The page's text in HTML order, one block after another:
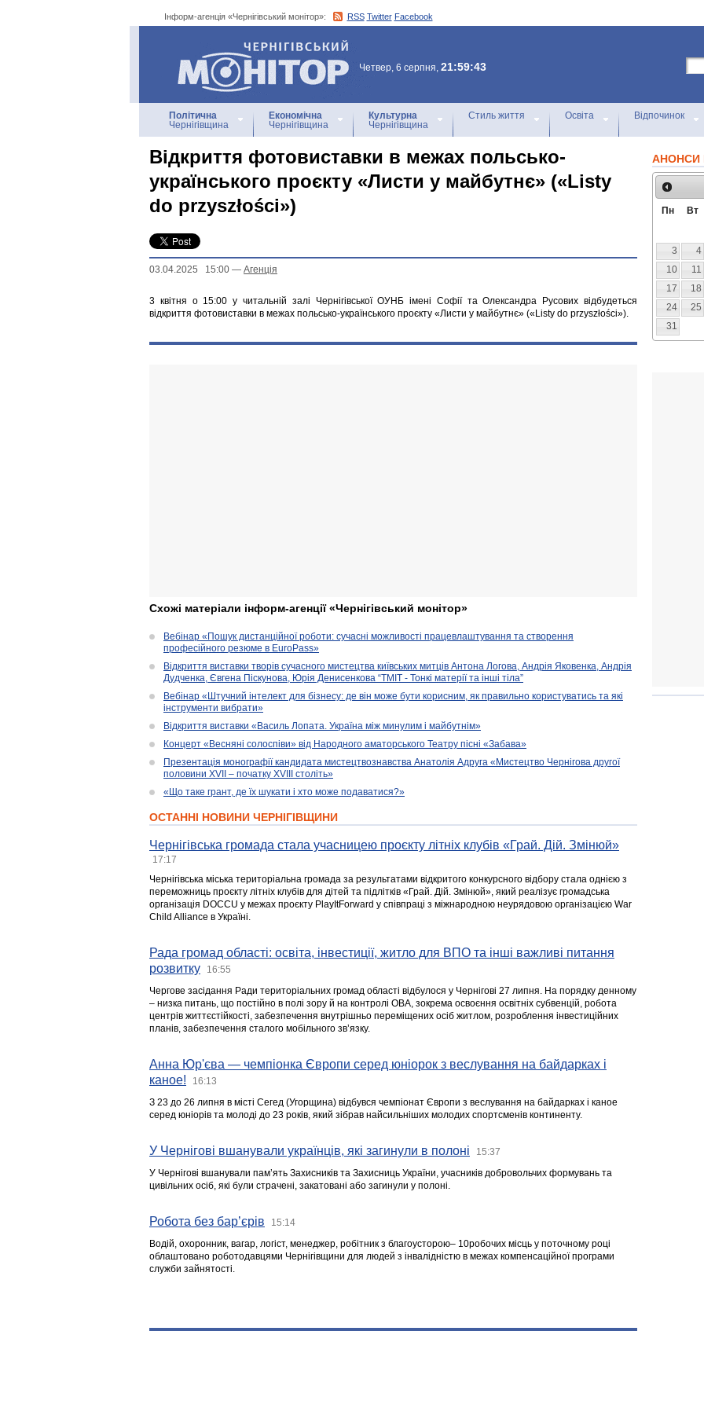
Інформ-агенція «Чернігівський монітор»: RSS Twitter Facebook
Інформ-агенція
«Чернігівський монітор»
Четвер, 6 серпня, 21:59:43
Політична
Чернігівщина
Економічна
Чернігівщина
Культурна
Чернігівщина
Стиль життя Освіта Відпочинок
Відкриття фотовиставки в межах польсько-
українського проєкту «Листи у майбутнє» («Listy
do przyszłości»)
03.04.2025 15:00 — Агенцiя
3 квітня о 15:00 у читальній залі Чернігівської ОУНБ імені Софії та Олександра Русових відбудеться
відкриття фотовиставки в межах польсько-українського проєкту «Листи у майбутнє» («Listy do przyszłości»).
Схожі матеріали інформ-агенції «Чернігівський монітор»
Вебінар «Пошук дистанційної роботи: сучасні можливості працевлаштування та створення
професійного резюме в EuroPass»
Відкриття виставки творів сучасного мистецтва київських митців Антона Логова, Андрія Яковенка, Андрія
Дудченка, Євгена Піскунова, Юрія Денисенкова “ТМІТ - Тонкі матерії та інші тіла”
Вебінар «Штучний інтелект для бізнесу: де він може бути корисним, як правильно користуватись та які
інструменти вибрати»
Відкриття виставки «Василь Лопата. Україна між минулим і майбутнім»
Концерт «Весняні солоспіви» від Народного аматорського Театру пісні «Забава»
Презентація монографії кандидата мистецтвознавства Анатолія Адруга «Мистецтво Чернігова другої
половини XVII – початку XVIII століть»
«Що таке грант, де їх шукати і хто може подаватися?»
ОСТАННІ НОВИНИ ЧЕРНІГІВЩИНИ
Чернігівська громада стала учасницею проєкту літніх клубів «Грай. Дій. Змінюй»
17:17
Чернігівська міська територіальна громада за результатами відкритого конкурсного відбору стала однією з
переможниць проєкту літніх клубів для дітей та підлітків «Грай. Дій. Змінюй», який реалізує громадська
організація DOCCU у межах проєкту PlayItForward у співпраці з міжнародною неурядовою організацією War
Child Alliance в Україні.
Рада громад області: освіта, інвестиції, житло для ВПО та інші важливі питання
розвитку
16:55
Чергове засідання Ради територіальних громад області відбулося у Чернігові 27 липня. На порядку денному
– низка питань, що постійно в полі зору й на контролі ОВА, зокрема освоєння освітніх субвенцій, робота
центрів життєстійкості, забезпечення внутрішньо переміщених осіб житлом, розроблення інвестиційних
планів, забезпечення сталого мобільного зв’язку.
Анна Юр'єва — чемпіонка Європи серед юніорок з веслування на байдарках і
каное!
16:13
З 23 до 26 липня в місті Сегед (Угорщина) відбувся чемпіонат Європи з веслування на байдарках і каное
серед юніорів та молоді до 23 років, який зібрав найсильніших молодих спортсменів континенту.
У Чернігові вшанували українців, які загинули в полоні 15:37
У Чернігові вшанували пам’ять Захисників та Захисниць України, учасників добровольчих формувань та
цивільних осіб, які були страчені, закатовані або загинули у полоні.
Робота без бар’єрів 15:14
Водій, охоронник, вагар, логіст, менеджер, робітник з благоусторою– 10робочих місць у поточному році
облаштовано роботодавцями Чернігівщини для людей з інвалідністю в межах компенсаційної програми
служби зайнятості.
АНОНСИ
Пн Вт
3
4
10
11
17
18
24
25
31